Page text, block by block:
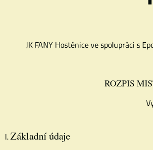
JK FANY Hostěniceve spolupráci s
ROZPIS
Základní údaje